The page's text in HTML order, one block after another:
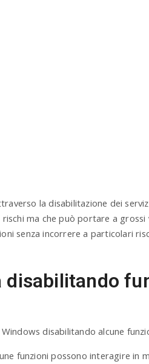
la disabilitazione dei
ma che può portare a grossi
senza incorrere a particolari
disabilitando alcune
funzioni possono interagire in